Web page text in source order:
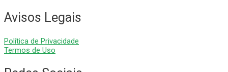
Avisos Legais
Política de Privacidade
Termos de Uso